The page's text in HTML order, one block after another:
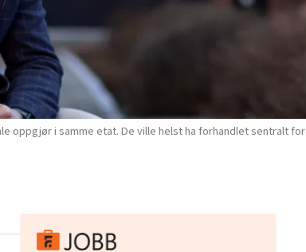
oppgjør i samme etat. De ville helst ha forhandlet sentralt for